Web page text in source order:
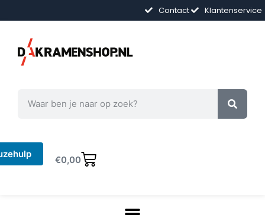
Contact Klantenservice
€0,00